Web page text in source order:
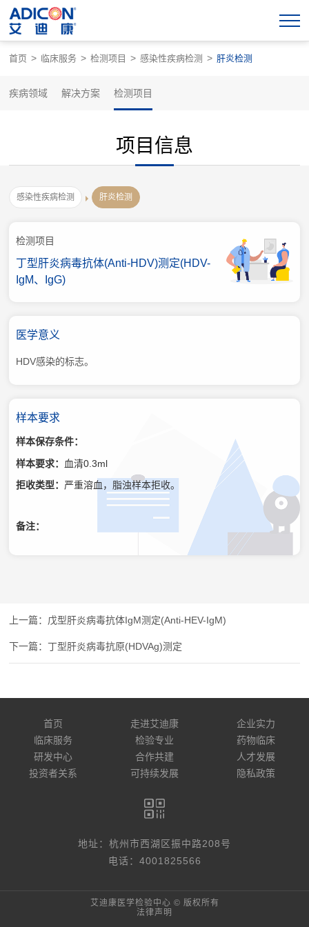
首页 > 临床服务 > 检测项目 > 感染性疾病检测 > 肝炎检测
疾病领域 解决方案 检测项目
项目信息
感染性疾病检测 肝炎检测
检测项目
丁型肝炎病毒抗体(Anti-HDV)测定(HDV-
IgM、IgG)
医学意义
HDV感染的标志。
样本要求
样本保存条件：
样本要求： 血清0.3ml
拒收类型： 严重溶血，脂浊样本拒收。
备注：
戊型肝炎病毒抗体IgM测定(Anti-HEV-IgM)
丁型肝炎病毒抗原(HDVAg)测定
首页 走进艾迪康
企业实力
临床服务
检验专业
药物临床
研发中心
合作共建
人才发展
投资者关系
可持续发展 隐私政策
地址：杭州市西湖区振中路208号
电话：4001825566
艾迪康医学检验中心 © 版权所有
法律声明